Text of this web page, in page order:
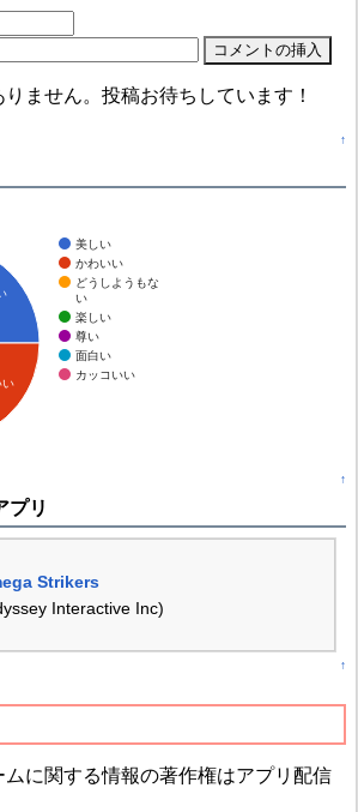
ません。投稿お待ちしています！
↑
美しい
かわいい
どうしようもな
い
楽しい
尊い
面白い
カッコいい
い
↑
プリ
Strikers
Interactive Inc)
↑
に関する情報の著作権はアプリ配信